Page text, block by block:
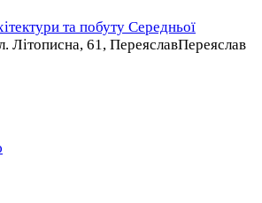
та побуту Середньої
Літописна, 61, ПереяславПереяслав